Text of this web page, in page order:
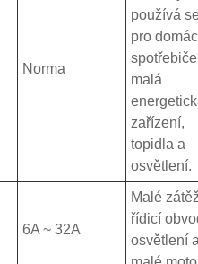
Norma
používá
pro
malá
zařízení,
topidla a
osvětlení.
6A ~ 32A
Malé
řídicí
osvětlení